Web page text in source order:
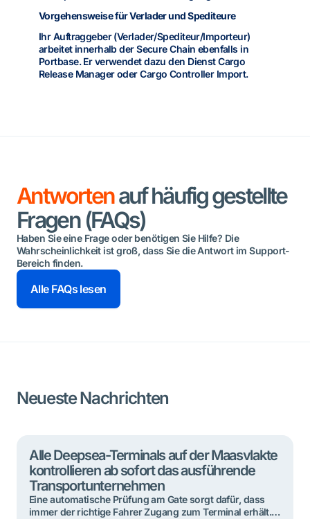
Vorgehensweise für Verlader und Spediteure
Ihr Auftraggeber (Verlader/Spediteur/Importeur)
arbeitet innerhalb der Secure Chain ebenfalls in
Portbase. Er verwendet dazu den Dienst Cargo
Release Manager oder Cargo Controller Import.
Antwortenauf häufig gestellte
Fragen (FAQs)
Haben Sie eine Frage oder benötigen Sie Hilfe? Die
Wahrscheinlichkeit ist groß, dass Sie die Antwort im Support-
Bereich finden.
Alle FAQs lesen
Neueste Nachrichten
Alle Deepsea-Terminals auf der Maasvlakte
kontrollieren ab sofort das ausführende
Transportunternehmen
Eine automatische Prüfung am Gate sorgt dafür, dass
immer der richtige Fahrer Zugang zum Terminal erhält.